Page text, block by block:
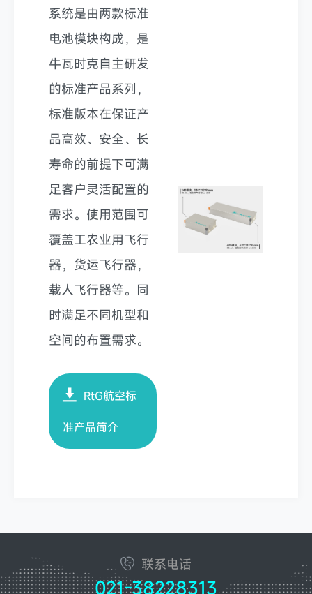
系统是由两款标准
电池模块构成，是
牛瓦时克自主研发
的标准产品系列，
标准版本在保证产
品高效、安全、长
寿命的前提下可满
足客户灵活配置的
需求。使用范围可
覆盖工农业用飞行
器，货运飞行器，
载人飞行器等。同
时满足不同机型和
空间的布置需求。
RtG航空标
准产品简介
联系电话
021-38228313